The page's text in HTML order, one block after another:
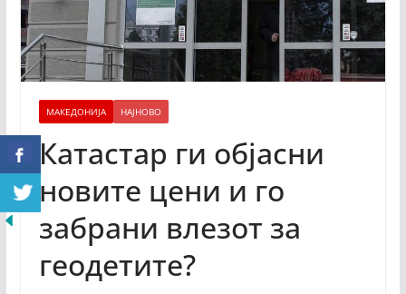
МАКЕДОНИЈА НАЈНОВО
Катастар ги објасни
новите цени и го
забрани влезот за
геодетите?